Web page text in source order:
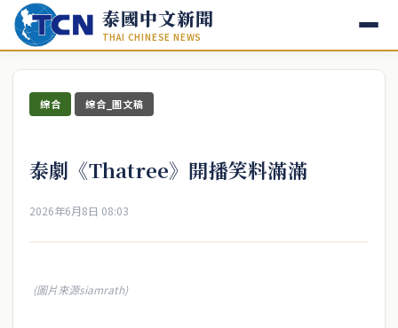
泰國中文新聞
THAI CHINESE NEWS
綜合 綜合_圖文稿
泰劇《Thatree》開播笑料滿滿
2026年6月8日 08:03
(圖片來源siamrath)